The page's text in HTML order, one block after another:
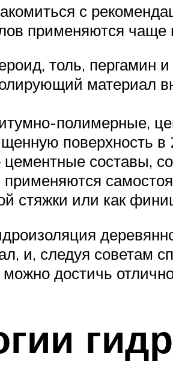
с
применяются чаще
толь, пергамин и
материал
полимерные,
поверхность в
составы,
стяжки или как
и, следуя советам
достичь